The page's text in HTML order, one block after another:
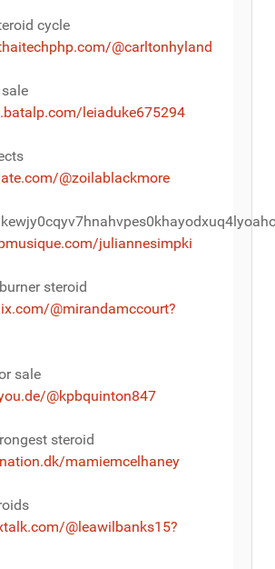
cycle
@carltonhyland
leiaduke675294
@zoilablackmore
juliannesimpki
steroid
@mirandamccourt?
sale
@kpbquinton847
steroid
mamiemcelhaney
@leawilbanks15?